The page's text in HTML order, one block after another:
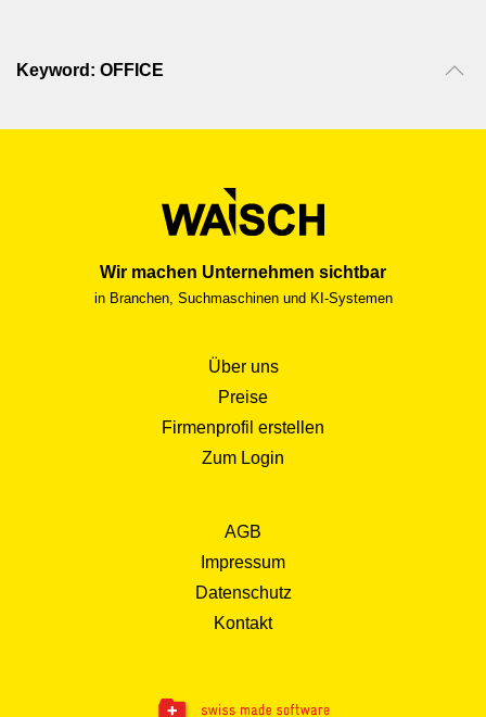
Keyword: OFFICE
Wir machen Unternehmen sichtbar
in Branchen, Suchmaschinen und KI-Systemen
Über uns
Preise
Firmenprofil erstellen
Zum Login
AGB
Impressum
Datenschutz
Kontakt